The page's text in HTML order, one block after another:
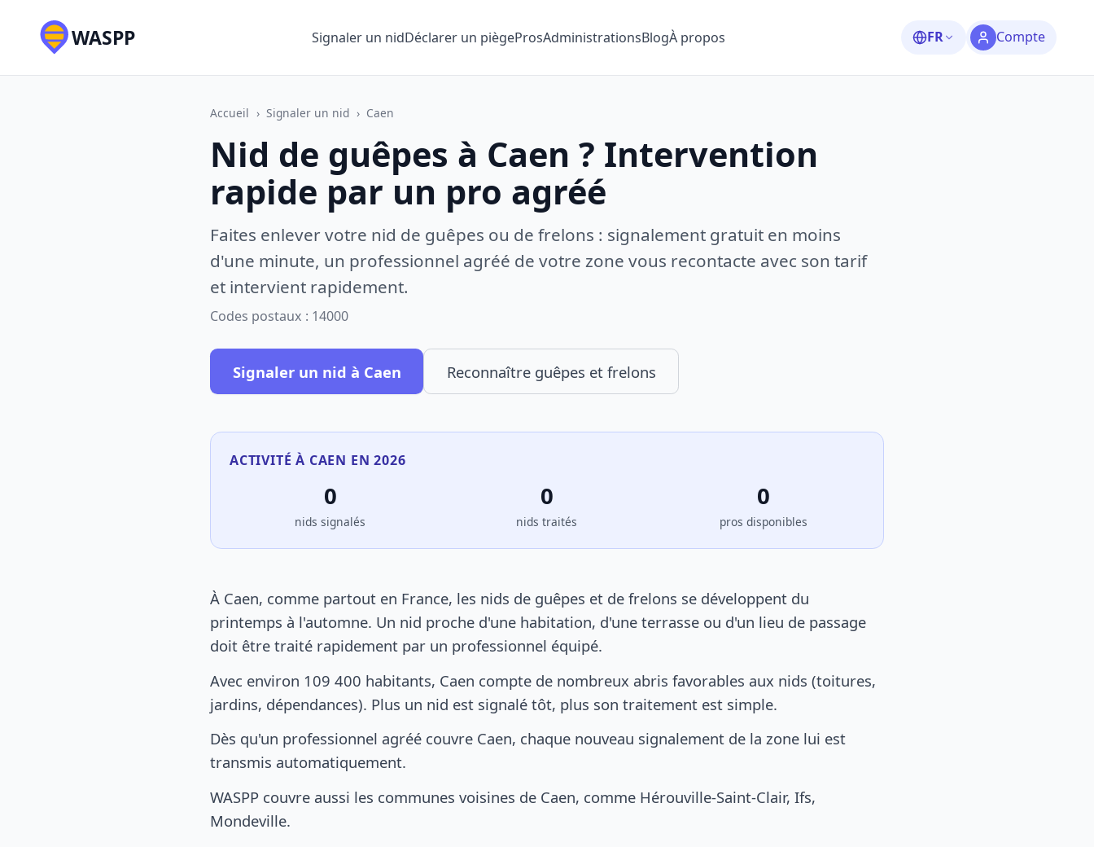
WASPP Signaler un nidDéclarer un piègeProsAdministrationsBlogÀ propos FR Compte
Accueil › Signaler un nid › Caen
Nid de guêpes à Caen ? Intervention
rapide par un pro agréé
Faites enlever votre nid de guêpes ou de frelons : signalement gratuit en moins
d'une minute, un professionnel agréé de votre zone vous recontacte avec son tarif
et intervient rapidement.
Codes postaux : 14000
Signaler un nid à Caen Reconnaître guêpes et frelons
ACTIVITÉ À CAEN EN 2026
0
nids signalés
0
nids traités
0
pros disponibles
À Caen, comme partout en France, les nids de guêpes et de frelons se développent du
printemps à l'automne. Un nid proche d'une habitation, d'une terrasse ou d'un lieu de passage
doit être traité rapidement par un professionnel équipé.
Avec environ 109 400 habitants, Caen compte de nombreux abris favorables aux nids (toitures,
jardins, dépendances). Plus un nid est signalé tôt, plus son traitement est simple.
Dès qu'un professionnel agréé couvre Caen, chaque nouveau signalement de la zone lui est
transmis automatiquement.
WASPP couvre aussi les communes voisines de Caen, comme Hérouville-Saint-Clair, Ifs,
Mondeville.